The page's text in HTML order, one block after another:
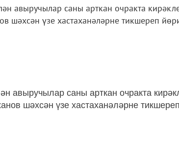
авыручылар саны арткан очракта
шәхсән үзе хастаханәләрне тикшереп
авыручылар саны арткан очракта
шәхсән үзе хастаханәләрне